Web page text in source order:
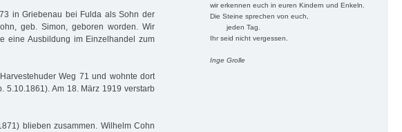
wir erkennen euch in euren Kindern und Enkeln.
Die Steine sprechen von euch,
jeden Tag.
Ihr seid nicht vergessen.
Inge Grolle
in Griebenau bei Fulda als Sohn der
geb. Simon, geboren worden. Wir
eine Ausbildung im Einzelhandel zum
Weg 71 und wohnte dort
5.10.1861). Am 18. März 1919 verstarb
blieben zusammen. Wilhelm Cohn